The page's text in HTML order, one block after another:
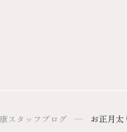
スタッフブログ お正月太